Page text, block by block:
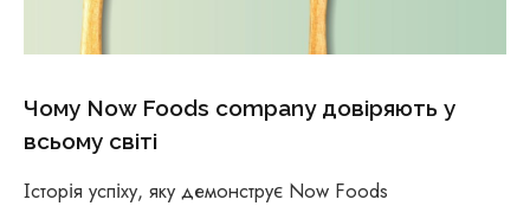
Чому Now Foods company довіряють у
всьому світі
Історія успіху, яку демонструє Now Foods